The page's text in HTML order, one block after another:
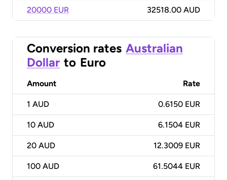
20000 EUR 32518.00 AUD
Conversion rates Australian
Dollar to Euro
Amount Rate
1 AUD 0.6150 EUR
10 AUD 6.1504 EUR
20 AUD 12.3009 EUR
100 AUD 61.5044 EUR